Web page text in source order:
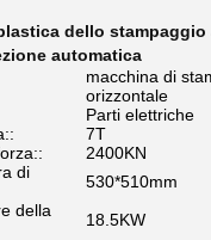
dello
automatica
macchina di
orizzontale
Parti elettriche
7T
2400KN
di
530*510mm
della
18.5KW